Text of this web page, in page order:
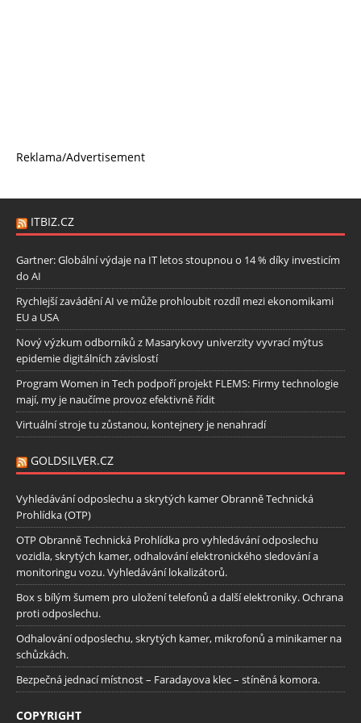
Reklama/Advertisement
ITBIZ.CZ
Gartner: Globální výdaje na IT letos stoupnou o 14 % díky investicím
do AI
Rychlejší zavádění AI ve může prohloubit rozdíl mezi ekonomikami
EU a USA
Nový výzkum odborníků z Masarykovy univerzity vyvrací mýtus
epidemie digitálních závislostí
Program Women in Tech podpoří projekt FLEMS: Firmy technologie
mají, my je naučíme provoz efektivně řídit
Virtuální stroje tu zůstanou, kontejnery je nenahradí
GOLDSILVER.CZ
Vyhledávání odposlechu a skrytých kamer Obranně Technická
Prohlídka (OTP)
OTP Obranně Technická Prohlídka pro vyhledávání odposlechu
vozidla, skrytých kamer, odhalování elektronického sledování a
monitoringu vozu. Vyhledávání lokalizátorů.
Box s bílým šumem pro uložení telefonů a další elektroniky. Ochrana
proti odposlechu.
Odhalování odposlechu, skrytých kamer, mikrofonů a minikamer na
schůzkách.
Bezpečná jednací místnost – Faradayova klec – stíněná komora.
COPYRIGHT